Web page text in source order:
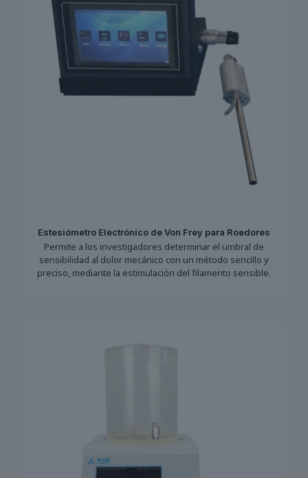
Estesiómetro Electrónico de Von Frey para Roedores
Permite a los investigadores determinar el umbral de
sensibilidad al dolor mecánico con un método sencillo y
preciso, mediante la estimulación del filamento sensible.